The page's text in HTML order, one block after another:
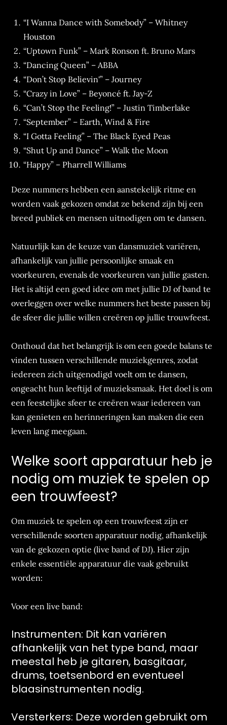
“I Wanna Dance with Somebody” – Whitney
Houston
“Uptown Funk” – Mark Ronson ft. Bruno Mars
“Dancing Queen” – ABBA
“Don’t Stop Believin'” – Journey
“Crazy in Love” – Beyoncé ft. Jay-Z
“Can’t Stop the Feeling!” – Justin Timberlake
“September” – Earth, Wind & Fire
“I Gotta Feeling” – The Black Eyed Peas
“Shut Up and Dance” – Walk the Moon
“Happy” – Pharrell Williams
Deze nummers hebben een aanstekelijk ritme en
worden vaak gekozen omdat ze bekend zijn bij een
breed publiek en mensen uitnodigen om te dansen.
Natuurlijk kan de keuze van dansmuziek variëren,
afhankelijk van jullie persoonlijke smaak en
voorkeuren, evenals de voorkeuren van jullie gasten.
Het is altijd een goed idee om met jullie DJ of band te
overleggen over welke nummers het beste passen bij
de sfeer die jullie willen creëren op jullie trouwfeest.
Onthoud dat het belangrijk is om een goede balans te
vinden tussen verschillende muziekgenres, zodat
iedereen zich uitgenodigd voelt om te dansen,
ongeacht hun leeftijd of muzieksmaak. Het doel is om
een feestelijke sfeer te creëren waar iedereen van
kan genieten en herinneringen kan maken die een
leven lang meegaan.
Welke soort apparatuur heb je
nodig om muziek te spelen op
een trouwfeest?
Om muziek te spelen op een trouwfeest zijn er
verschillende soorten apparatuur nodig, afhankelijk
van de gekozen optie (live band of DJ). Hier zijn
enkele essentiële apparatuur die vaak gebruikt
worden:
Voor een live band:
Instrumenten: Dit kan variëren
afhankelijk van het type band, maar
meestal heb je gitaren, basgitaar,
drums, toetsenbord en eventueel
blaasinstrumenten nodig.
Versterkers: Deze worden gebruikt om